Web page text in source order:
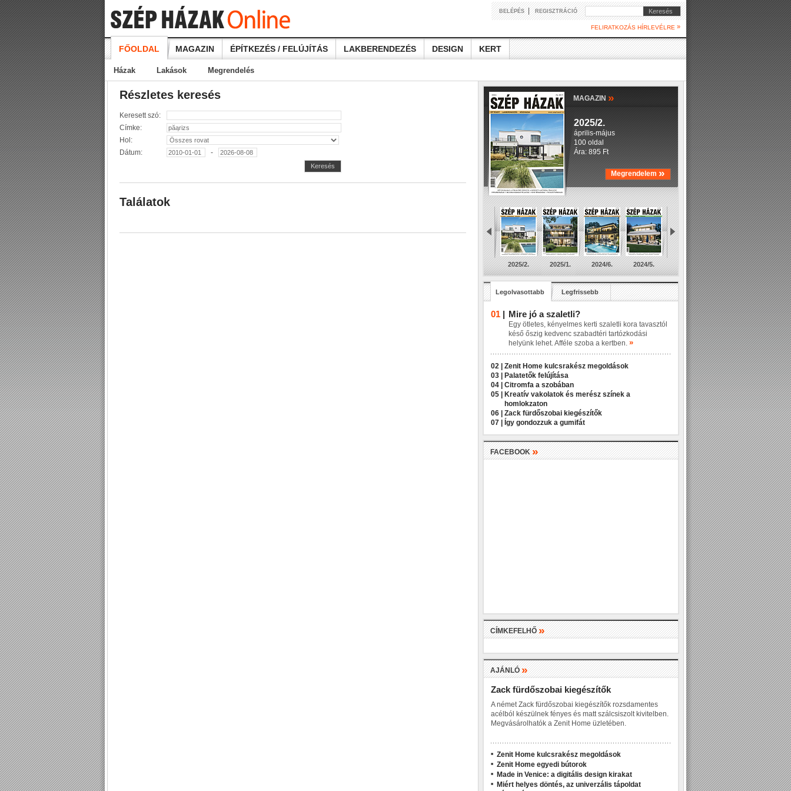
BELÉPÉS| REGISZTRÁCIÓ Keresés
FELIRATKOZÁS HÍRLEVÉLRE »
FŐOLDAL MAGAZIN ÉPÍTKEZÉS / FELÚJÍTÁS LAKBERENDEZÉS DESIGN KERT
Házak Lakások Megrendelés
Részletes keresés
Keresett szó:
Címke:
Hol:
Dátum:
-
Keresés
Találatok
MAGAZIN »
2025/2.
április-május
100 oldal
Ára: 895 Ft
Megrendelem »
2025/2. 2025/1. 2024/6. 2024/5.
Legolvasottabb Legfrissebb
01 | Mire jó a szaletli?
Egy ötletes, kényelmes kerti szaletli kora tavasztól
késő őszig kedvenc szabadtéri tartózkodási
helyünk lehet. Afféle szoba a kertben. »
02 |
Zenit Home kulcsrakész megoldások
03 |
Palatetők felújítása
04 |
Citromfa a szobában
05 |
Kreatív vakolatok és merész színek a
homlokzaton
06 |
Zack fürdőszobai kiegészítők
07 |
Így gondozzuk a gumifát
FACEBOOK»
CÍMKEFELHŐ»
AJÁNLÓ»
Zack fürdőszobai kiegészítők
A német Zack fürdőszobai kiegészítők rozsdamentes
acélból készülnek fényes és matt szálcsiszolt kivitelben.
Megvásárolhatók a Zenit Home üzletében.
Zenit Home kulcsrakész megoldások
Zenit Home egyedi bútorok
Made in Venice: a digitális design kirakat
Miért helyes döntés, az univerzális tápoldat